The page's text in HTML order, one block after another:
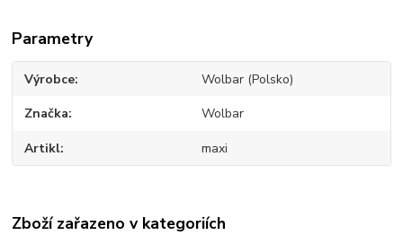
Parametry
Výrobce Wolbar (Polsko)
Značka Wolbar
Artikl maxi
Zboží zařazeno v kategoriích